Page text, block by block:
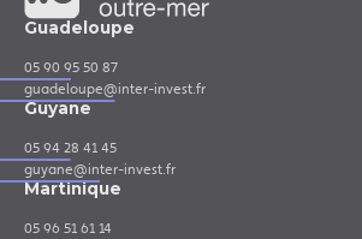
Guadeloupe
05 90 95 50 87
guadeloupe@inter-invest.fr
Guyane
05 94 28 41 45
guyane@inter-invest.fr
Martinique
05 96 51 61 14